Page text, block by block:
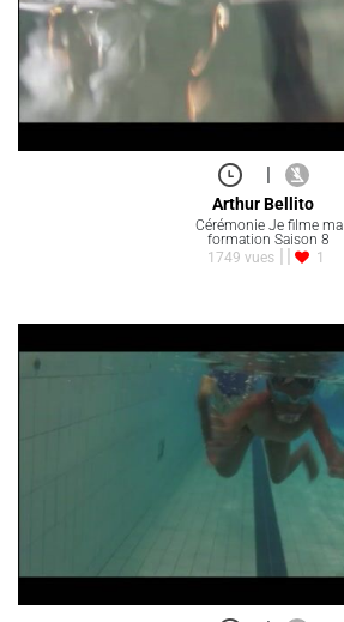
|
Arthur Bellito
Cérémonie Je filme ma
formation Saison 8
1749 vues
1